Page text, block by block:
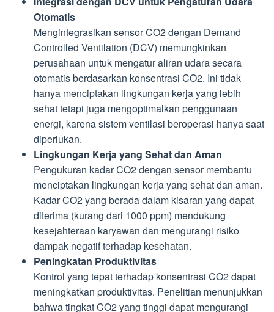
Otomatis
Mengintegrasikan sensor CO2 dengan Demand
Controlled Ventilation (DCV) memungkinkan
perusahaan untuk mengatur aliran udara secara
otomatis berdasarkan konsentrasi CO2. Ini tidak
hanya menciptakan lingkungan kerja yang lebih
sehat tetapi juga mengoptimalkan penggunaan
energi, karena sistem ventilasi beroperasi hanya saat
diperlukan.
Lingkungan Kerja yang Sehat dan Aman
Pengukuran kadar CO2 dengan sensor membantu
menciptakan lingkungan kerja yang sehat dan aman.
Kadar CO2 yang berada dalam kisaran yang dapat
diterima (kurang dari 1000 ppm) mendukung
kesejahteraan karyawan dan mengurangi risiko
dampak negatif terhadap kesehatan.
Peningkatan Produktivitas
Kontrol yang tepat terhadap konsentrasi CO2 dapat
meningkatkan produktivitas. Penelitian menunjukkan
bahwa tingkat CO2 yang tinggi dapat mengurangi